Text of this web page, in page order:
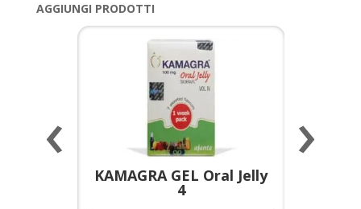
AGGIUNGI PRODOTTI
KAMAGRA GEL Oral Jelly
4
‹ ›